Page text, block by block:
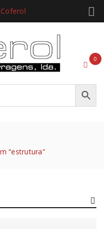
Coferol
0
“estrutura”